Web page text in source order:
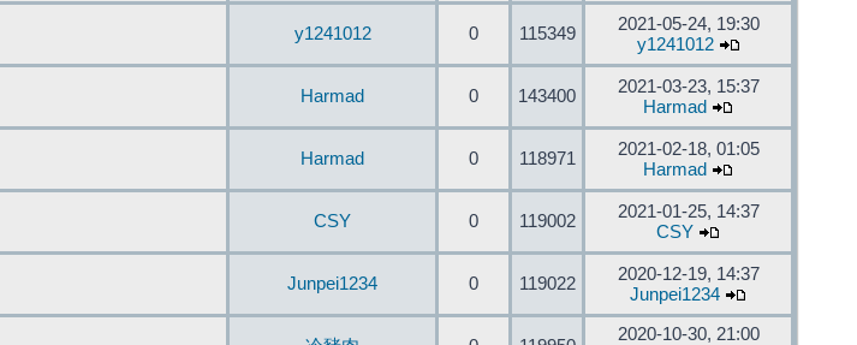
y1241012 0 115349
2021-05-24, 19:30
y1241012
Harmad 0 143400
2021-03-23, 15:37
Harmad
Harmad 0 118971
2021-02-18, 01:05
Harmad
CSY 0 119002
2021-01-25, 14:37
CSY
Junpei1234 0 119022
2020-12-19, 14:37
Junpei1234
2020-10-30, 21:00